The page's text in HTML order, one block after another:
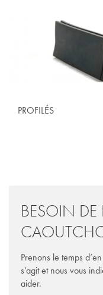
PROFILÉS
BESOIN DE
Prenons le temps
s’agit et nous vous
aider.